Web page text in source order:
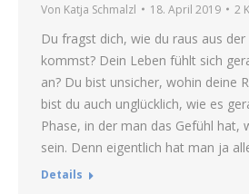
Von Katja Schmalzl 18. April 2019 2
Du fragst dich, wie du raus aus
kommst? Dein Leben fühlt sich
an? Du bist unsicher, wohin deine
bist du auch unglücklich, wie es
Phase, in der man das Gefühl hat,
sein. Denn eigentlich hat man ja
Details